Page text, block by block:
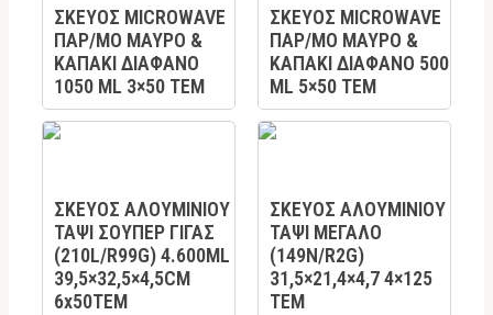
ΣΚΕΥΟΣ MICROWAVE
ΠΑΡ/ΜΟ ΜΑΥΡΟ &
ΚΑΠΑΚΙ ΔΙΑΦΑΝΟ
1050 ML 3×50 TEM
ΣΚΕΥΟΣ MICROWAVE
ΠΑΡ/ΜΟ ΜΑΥΡΟ &
ΚΑΠΑΚΙ ΔΙΑΦΑΝΟ 500
ML 5×50 TEM
ΣΚΕΥΟΣ ΑΛΟΥΜΙΝΙΟΥ
ΤΑΨΙ ΣΟΥΠΕΡ ΓΙΓΑΣ
(210L/R99G) 4.600ML
39,5×32,5×4,5CM
6x50TEM
ΣΚΕΥΟΣ ΑΛΟΥΜΙΝΙΟΥ
ΤΑΨΙ ΜΕΓΑΛΟ
(149Ν/R2G)
31,5×21,4×4,7 4×125
ΤΕΜ